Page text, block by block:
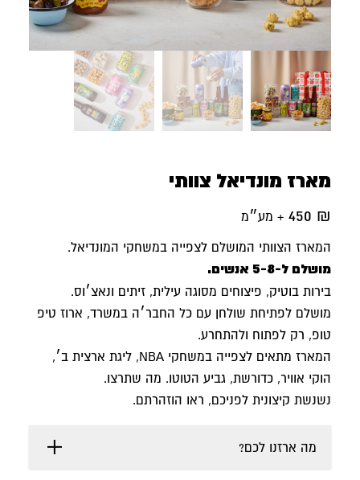
מארז מונדיאל צוותי
450 ₪ + מע״מ
המארז הצוותי המושלם לצפייה במשחקי המונדיאל.
מושלם ל-5-8 אנשים.
בירות בוטיק, פיצוחים מסוגה עילית, זיתים ונאצ׳וס.
מושלם לפתיחת שולחן עם כל החבר׳ה במשרד, ארוז טיפ
טופ, רק לפתוח ולהתחרע.
המארז מתאים לצפייה במשחקי NBA, ליגת ארצית ב׳,
הוקי אוויר, כדורשת, גביע הטוטו. מה שתרצו.
נשנשת קיצונית לפניכם, ראו הוזהרתם.
מה ארזנו לכם?